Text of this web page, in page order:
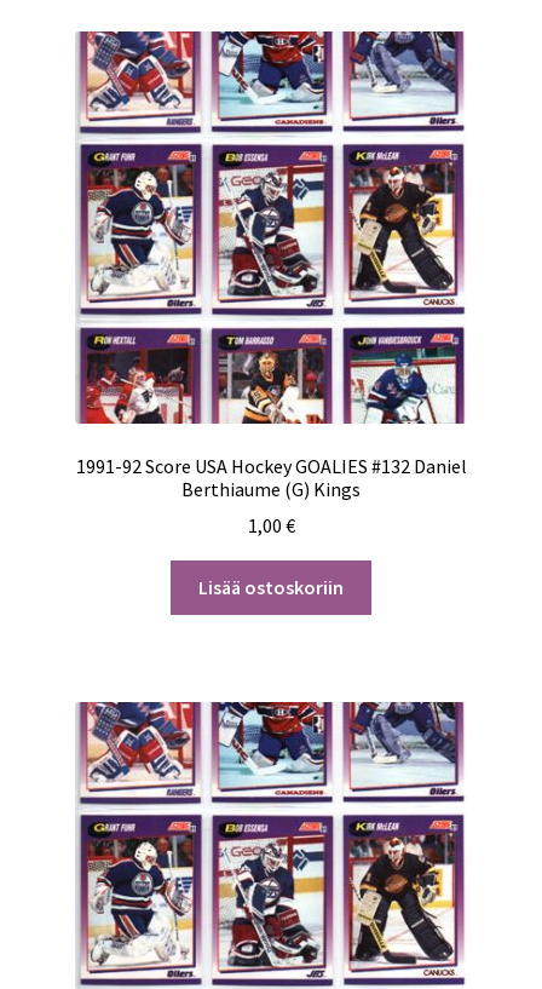
1991-92 Score USA Hockey GOALIES #132 Daniel
Berthiaume (G) Kings
1,00 €
Lisää ostoskoriin